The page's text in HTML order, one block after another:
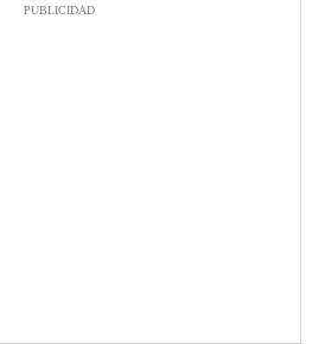
PUBLICIDAD